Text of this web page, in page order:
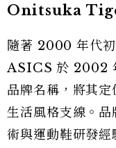
Onitsuka
隨著 2000 年代初
ASICS 於 2002
品牌名稱，將其
生活風格支線。
術與運動鞋研發